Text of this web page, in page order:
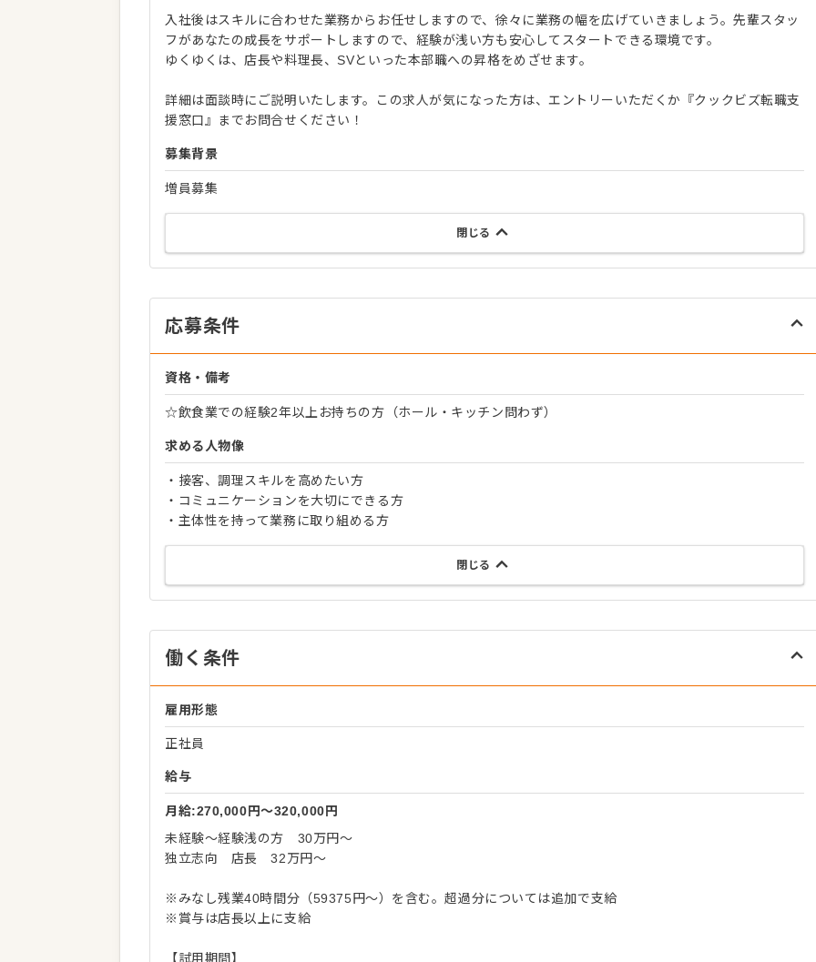
入社後はスキルに合わせた業務からお任せしますので、徐々に業務の幅を広げていきましょう。先輩スタッ
フがあなたの成長をサポートしますので、経験が浅い方も安心してスタートできる環境です。
ゆくゆくは、店長や料理長、SVといった本部職への昇格をめざせます。
詳細は面談時にご説明いたします。この求人が気になった方は、エントリーいただくか『クックビズ転職支
援窓口』までお問合せください！
募集背景
増員募集
閉じる
応募条件
資格・備考
☆飲食業での経験2年以上お持ちの方（ホール・キッチン問わず）
求める人物像
・接客、調理スキルを高めたい方
・コミュニケーションを大切にできる方
・主体性を持って業務に取り組める方
閉じる
働く条件
雇用形態
正社員
給与
月給:270,000円〜320,000円
未経験～経験浅の方 30万円～
独立志向 店長 32万円～
※みなし残業40時間分（59375円～）を含む。超過分については追加で支給
※賞与は店長以上に支給
【試用期間】